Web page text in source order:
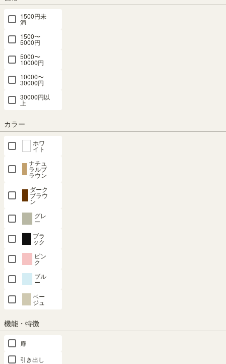
1500円未
満
1500〜
5000円
5000〜
10000円
10000〜
30000円
30000円以
上
カラー
ホワ
イト
ナチュ
ラルブ
ラウン
ダーク
ブラウ
ン
グレ
ー
ブラ
ック
ピン
ク
ブル
ー
ベー
ジュ
機能・特徴
扉
引き出し
対応商品
幅43cm 高さ84cm
幅124cm 高さ125cm